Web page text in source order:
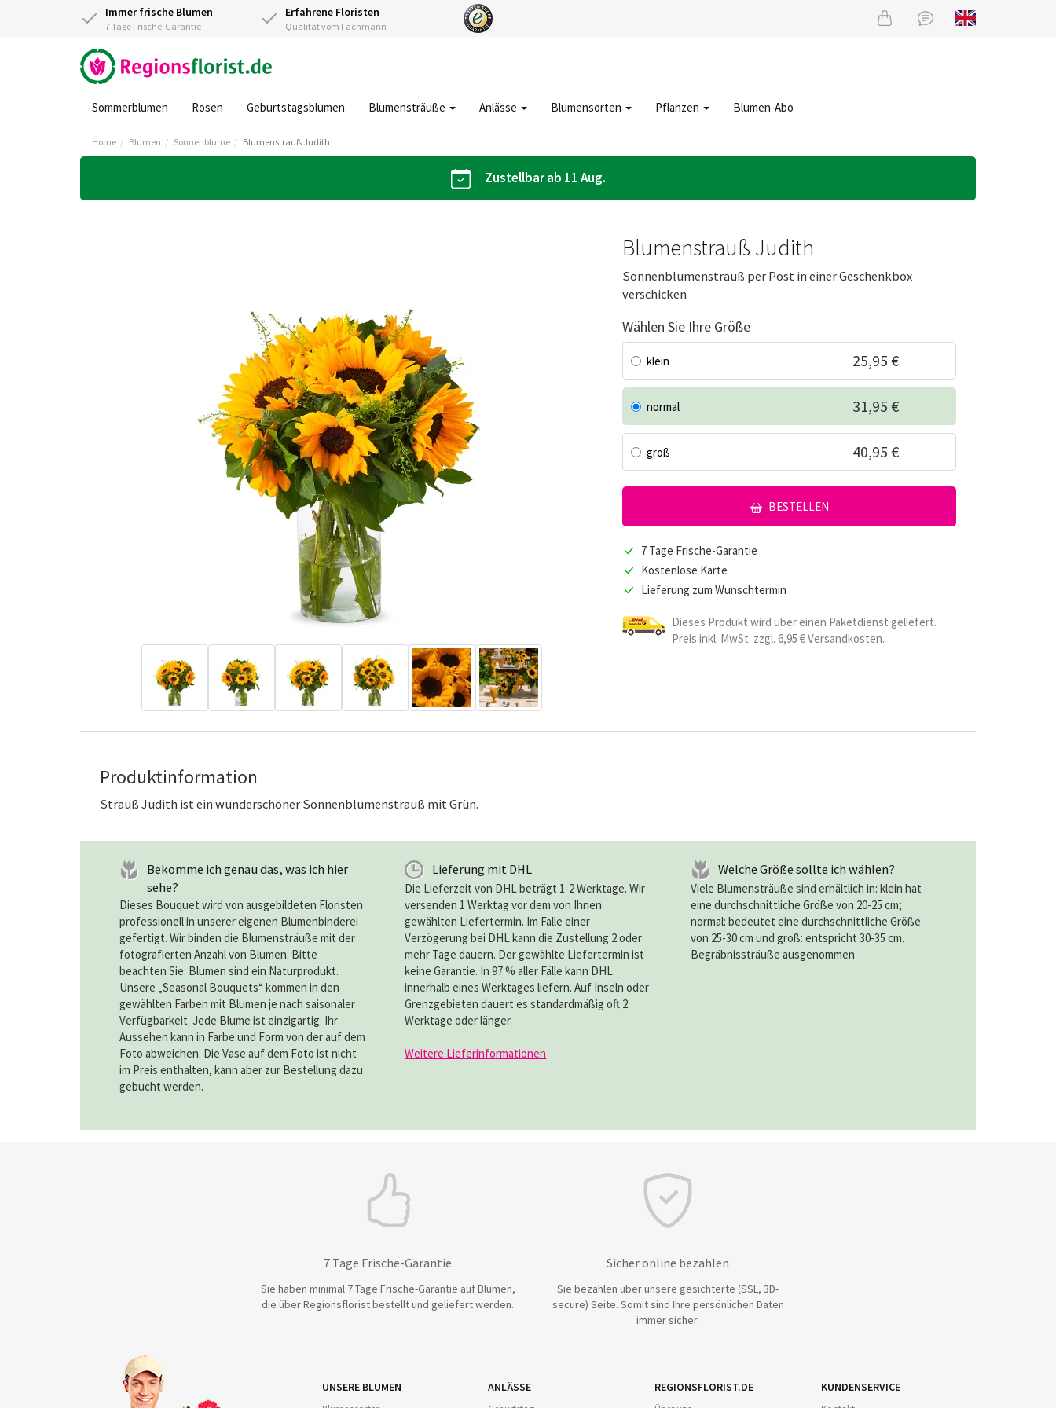
Immer frische Blumen
7 Tage Frische-Garantie
Erfahrene Floristen
Qualität vom Fachmann
Sommerblumen Rosen Geburtstagsblumen Blumensträuße Anlässe Blumensorten Pflanzen Blumen-Abo
Home Blumen Sonnenblume Blumenstrauß Judith
Zustellbar ab 11 Aug.
Blumenstrauß Judith
Sonnenblumenstrauß per Post in einer Geschenkbox
verschicken
Wählen Sie Ihre Größe
klein 25,95 €
normal 31,95 €
groß 40,95 €
BESTELLEN
7 Tage Frische-Garantie
Kostenlose Karte
Lieferung zum Wunschtermin
Dieses Produkt wird über einen Paketdienst geliefert.
Preis inkl. MwSt. zzgl. 6,95 € Versandkosten.
Produktinformation
Strauß Judith ist ein wunderschöner Sonnenblumenstrauß mit Grün.
Bekomme ich genau das, was ich hier
sehe?
Dieses Bouquet wird von ausgebildeten Floristen
professionell in unserer eigenen Blumenbinderei
gefertigt. Wir binden die Blumensträuße mit der
fotografierten Anzahl von Blumen. Bitte
beachten Sie: Blumen sind ein Naturprodukt.
Unsere „Seasonal Bouquets“ kommen in den
gewählten Farben mit Blumen je nach saisonaler
Verfügbarkeit. Jede Blume ist einzigartig. Ihr
Aussehen kann in Farbe und Form von der auf dem
Foto abweichen. Die Vase auf dem Foto ist nicht
im Preis enthalten, kann aber zur Bestellung dazu
gebucht werden.
Lieferung mit DHL
Die Lieferzeit von DHL beträgt 1-2 Werktage. Wir
versenden 1 Werktag vor dem von Ihnen
gewählten Liefertermin. Im Falle einer
Verzögerung bei DHL kann die Zustellung 2 oder
mehr Tage dauern. Der gewählte Liefertermin ist
keine Garantie. In 97 % aller Fälle kann DHL
innerhalb eines Werktages liefern. Auf Inseln oder
Grenzgebieten dauert es standardmäßig oft 2
Werktage oder länger.
Weitere Lieferinformationen
Welche Größe sollte ich wählen?
Viele Blumensträuße sind erhältlich in: klein hat
eine durchschnittliche Größe von 20-25 cm;
normal: bedeutet eine durchschnittliche Größe
von 25-30 cm und groß: entspricht 30-35 cm.
Begräbnissträuße ausgenommen
7 Tage Frische-Garantie
Sie haben minimal 7 Tage Frische-Garantie auf Blumen,
die über Regionsflorist bestellt und geliefert werden.
Sicher online bezahlen
Sie bezahlen über unsere gesichterte (SSL, 3D-
secure) Seite. Somit sind Ihre persönlichen Daten
immer sicher.
UNSERE BLUMEN ANLÄSSE REGIONSFLORIST.DE KUNDENSERVICE